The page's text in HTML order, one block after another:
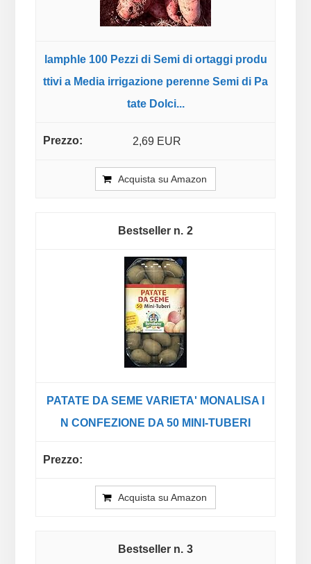
lamphle 100 Pezzi di Semi di ortaggi produ
ttivi a Media irrigazione perenne Semi di Pa
tate Dolci...
2,69 EUR
Acquista su Amazon
2
PATATE DA SEME VARIETA' MONALISA I
N CONFEZIONE DA 50 MINI-TUBERI
Acquista su Amazon
3